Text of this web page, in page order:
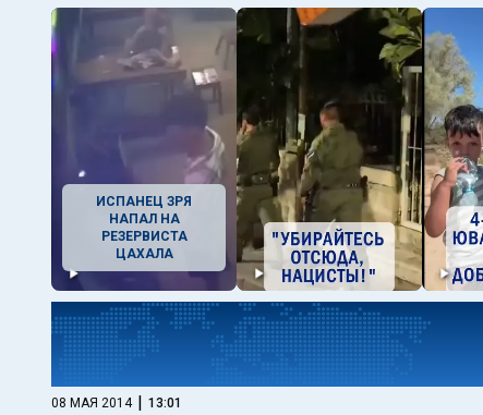
ИСПАНЕЦ ЗРЯ
НАПАЛ НА
РЕЗЕРВИСТА
ЦАХАЛА
08 МАЯ 2014 | 13:01